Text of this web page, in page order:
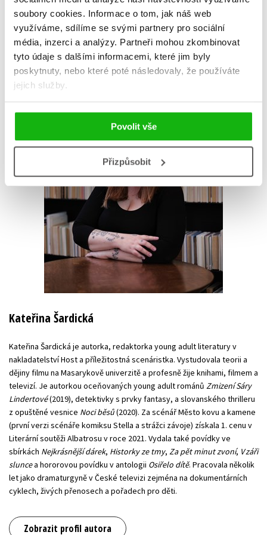
soubory cookies. Informace o tom, jak náš web
využíváme, sdílíme se svými partnery pro sociální
média, inzerci a analýzy. Partneři mohou zkombinovat
tyto údaje s dalšími informacemi, které jim byly
poskytnuty, nebo které poté následovaly, že používáte
jejich služby.
Povolit vše
Přizpůsobit
Kateřina Šardická
Kateřina Šardická je autorka, redaktorka young adult literatury v
nakladatelství Host a příležitostná scenáristka. Vystudovala teorii a
dějiny filmu na Masarykově univerzitě a profesně žije knihami, filmem a
televizí. Je autorkou oceňovaných young adult románů Zmizení Sáry
Lindertové(2019), detektivky s prvky fantasy, a slovanského thrilleru
z opuštěné vesnice Noci běsů(2020). Za scénář Město kovu a kamene
(první verzi scénáře komiksu Stella a strážci závoje) získala 1. cenu v
Literární soutěži Albatrosu v roce 2021. Vydala také povídky ve
sbírkách Nejkrásnější dárek, Historky ze tmy, Za pět minut zvoní, V záři
sluncea hororovou povídku v antologii Osiřelo dítě. Pracovala několik
let jako dramaturgyně v České televizi zejména na dokumentárních
cyklech, živých přenosech a pořadech pro děti.
Zobrazit profil autora